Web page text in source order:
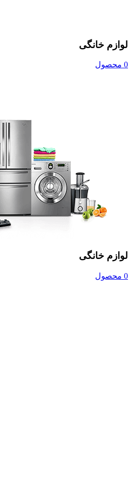
لوازم خانگی
0 محصول
لوازم خانگی
0 محصول